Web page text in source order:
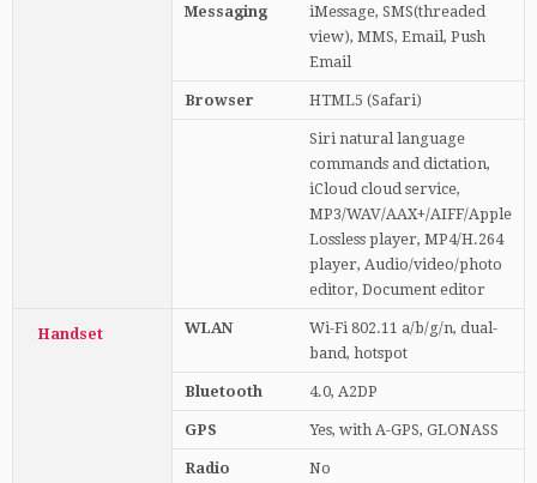
Messaging
iMessage, SMS(threaded
view), MMS, Email, Push
Email
Browser HTML5 (Safari)
Siri natural language
commands and dictation,
iCloud cloud service,
MP3/WAV/AAX+/AIFF/Apple
Lossless player, MP4/H.264
player, Audio/video/photo
editor, Document editor
Handset WLAN
Wi-Fi 802.11 a/b/g/n, dual-
band, hotspot
Bluetooth 4.0, A2DP
GPS Yes, with A-GPS, GLONASS
Radio No